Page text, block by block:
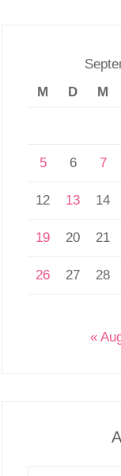
M
D M
5 6 7
12 13 14
19 20 21
26 27 28
«